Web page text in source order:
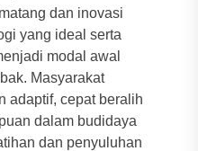
dan inovasi
yang ideal serta
modal awal
Masyarakat
adaptif, cepat beralih
dalam budidaya
dan penyuluhan